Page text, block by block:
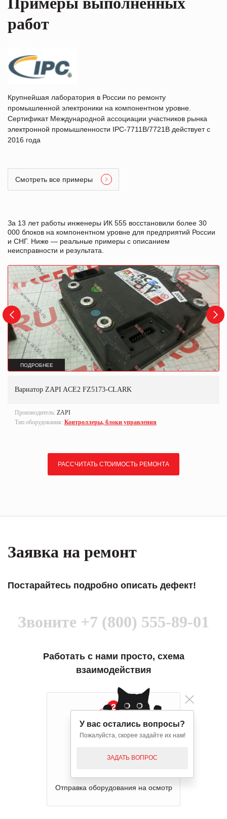
1243-4322
CONTROLLER
работ
Крупнейшая лаборатория в России по ремонту
промышленной электроники на компонентном уровне.
Сертификат Международной ассоциации участников рынка
электронной промышленности IPC-7711B/7721B действует с
2016 года
Смотреть все примеры
За 13 лет работы инженеры ИК 555 восстановили более 30
000 блоков на компонентном уровне для предприятий России
и СНГ. Ниже — реальные примеры с описанием
неисправности и результата.
ПОДРОБНЕЕ
Вариатор ZAPI ACE2 FZ5173-CLARK
Производитель: ZAPI
Тип оборудования: Контроллеры, блоки управления
РАССЧИТАТЬ СТОИМОСТЬ РЕМОНТА
Заявка на ремонт
Постарайтесь подробно описать дефект!
Звоните +7 (800) 555-89-01
Работать с нами просто, схема
взаимодействия
2
Отправка оборудования на осмотр
У вас остались вопросы?
Пожалуйста, скорее задайте их нам!
ЗАДАТЬ ВОПРОС